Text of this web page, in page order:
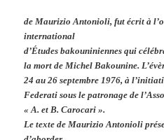
de Maurizio Antonioli, fut écrit à
international
d’Études bakouniniennes qui
la mort de Michel Bakounine.
24 au 26 septembre 1976, à
Federati sous le patronage de
« A. et B. Carocari ».
Le texte de Maurizio Antonioli